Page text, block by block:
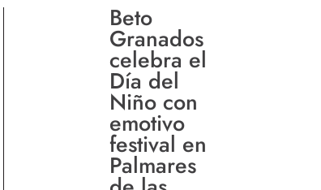
Beto
Granados
celebra el
Día del
Niño con
emotivo
festival en
Palmares